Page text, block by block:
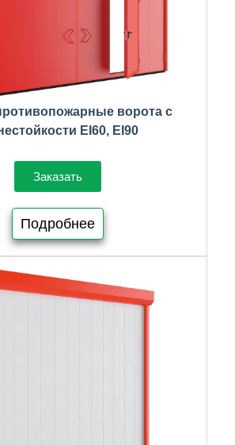
ворота с
EI60, EI90
Заказать
Подробнее